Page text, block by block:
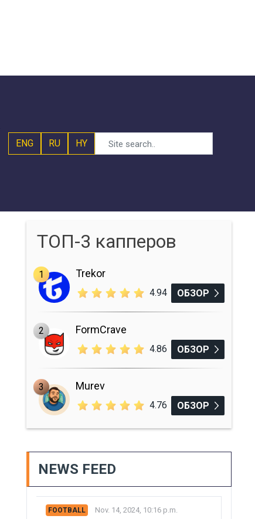
ENG RU HY
ТОП-3 капперов
1 Trekor
4.94 ОБЗОР
2 FormCrave
4.86 ОБЗОР
3 Murev
4.76 ОБЗОР
NEWS FEED
FOOTBALL Nov. 14, 2024, 10:16 p.m.